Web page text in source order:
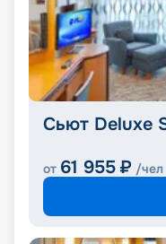
Сьют Deluxe
от 61 955 ₽ /чел